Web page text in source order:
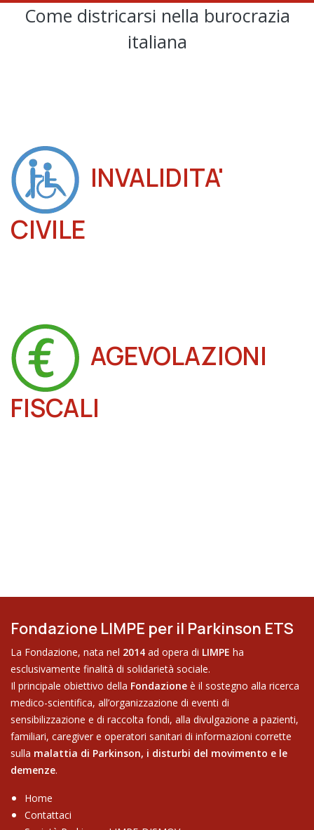
Come districarsi nella burocrazia
italiana
INVALIDITA'
CIVILE
AGEVOLAZIONI
FISCALI
Fondazione LIMPE per il Parkinson ETS
La Fondazione, nata nel 2014 ad opera di LIMPE ha
esclusivamente finalità di solidarietà sociale.
Il principale obiettivo della Fondazione è il sostegno alla ricerca
medico-scientifica, all’organizzazione di eventi di
sensibilizzazione e di raccolta fondi, alla divulgazione a pazienti,
familiari, caregiver e operatori sanitari di informazioni corrette
sulla malattia di Parkinson, i disturbi del movimento e le
demenze.
Home
Contattaci